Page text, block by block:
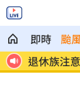
即時 颱
退休族注